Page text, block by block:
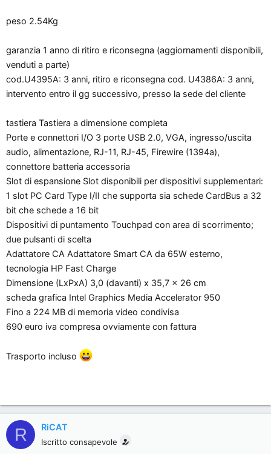
peso 2.54Kg
garanzia 1 anno di ritiro e riconsegna (aggiornamenti disponibili,
venduti a parte)
cod.U4395A: 3 anni, ritiro e riconsegna cod. U4386A: 3 anni,
intervento entro il gg successivo, presso la sede del cliente
tastiera Tastiera a dimensione completa
Porte e connettori I/O 3 porte USB 2.0, VGA, ingresso/uscita
audio, alimentazione, RJ-11, RJ-45, Firewire (1394a),
connettore batteria accessoria
Slot di espansione Slot disponibili per dispositivi supplementari:
1 slot PC Card Type I/II che supporta sia schede CardBus a 32
bit che schede a 16 bit
Dispositivi di puntamento Touchpad con area di scorrimento;
due pulsanti di scelta
Adattatore CA Adattatore Smart CA da 65W esterno,
tecnologia HP Fast Charge
Dimensione (LxPxA) 3,0 (davanti) x 35,7 x 26 cm
scheda grafica Intel Graphics Media Accelerator 950
Fino a 224 MB di memoria video condivisa
690 euro iva compresa ovviamente con fattura
Trasporto incluso
R RiCAT
Iscritto consapevole